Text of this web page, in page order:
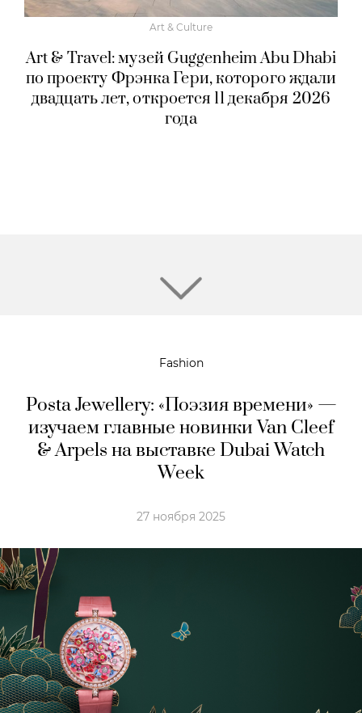
Art & Culture
Art & Travel: музей Guggenheim Abu Dhabi
по проекту Фрэнка Гери, которого ждали
двадцать лет, откроется 11 декабря 2026
года
Fashion
Posta Jewellery: «Поэзия времени» —
изучаем главные новинки Van Cleef
& Arpels на выставке Dubai Watch
Week
27 ноября 2025